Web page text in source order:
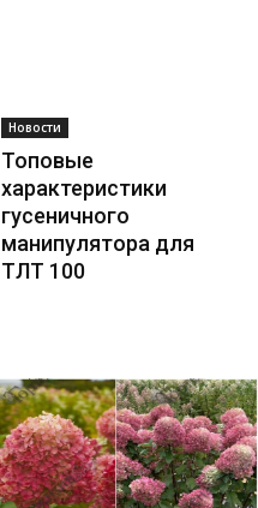
Новости
Топовые
характеристики
гусеничного
манипулятора для
ТЛТ 100